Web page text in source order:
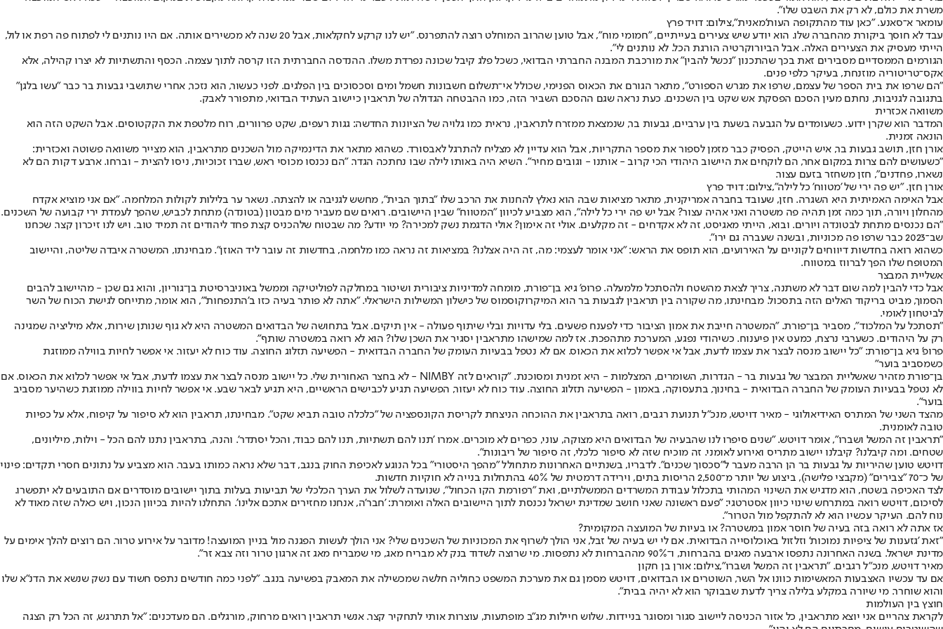
משרת את כולם, לא רק את השבט שלו".
עומאר א־סאנע. "כאן עוד מהתקופה העות'מאנית",צילום: דויד פרץ
עבד לא חוסך ביקורת מהחברה שלו. הוא יודע שיש צעירים בעייתיים, "חמומי מוח", אבל טוען שהרוב המוחלט רוצה להתפרנס. "יש לנו קרקע לחקלאות, אבל 20 שנה לא מכשירים אותה. אם היו נותנים לי לפתוח פה רפת או לול,
הייתי מעסיק את הצעירים האלה. אבל הביורוקרטיה הורגת הכל. לא נותנים לי".
הגורמים הממסדיים מסבירים זאת בכך שהתכנון "נכשל להבין" את מורכבת המבנה החברתי הבדואי, כשכל פלג קיבל שכונה נפרדת משלו. ההנדסה החברתית הזו קרסה לתוך עצמה. הכסף והתשתיות לא יצרו קהילה, אלא
אקס־טריטוריה מוזנחת, בעיקר כלפי פנים.
"הם שרפו את בית הספר של עצמם, שרפו את מגרש הספורט", מתאר הגורם את הכאוס הפנימי, שכולל אי־תשלום חשבונות חשמל ומים וסכסוכים בין הפלגים. לפני כעשור, הוא נזכר, אחרי שתושבי גבעות בר כבר "עשו בלגן"
בתגובה לגניבות, נחתם מעין הסכם הפסקת אש שקט בין השכנים. כעת נראה שגם ההסכם השביר הזה, כמו ההבטחה הגדולה של תראבין כיישוב העתיד הבדואי, מתפורר לאבק.
משוואה אכזרית
המדבר הוא שקרן ידוע. כשעומדים על הגבעה בשעת בין ערביים, גבעות בר, שנמצאת ממזרח לתראבין, נראית כמו גלויה של הציונות החדשה: גגות רעפים, שקט פרוורים, רוח מלטפת את הקקטוסים. אבל השקט הזה הוא
הונאה זמנית.
אורן חזן, תושב גבעות בר, איש הייטק, הפסיק כבר מזמן לספור את מספר התקריות, אבל הוא עדיין לא מצליח להתרגל לאבסורד. כשהוא מתאר את הדינמיקה מול השכנים מתראבין, הוא מצייר משוואה פשוטה ואכזרית:
"כשעושים להם צרות במקום אחר, הם לוקחים את היישוב היהודי הכי קרוב - אותנו - וגובים מחיר". השיא היה באותו לילה שבו נחתכה הגדר. "הם נכנסו מכוסי ראש, שברו זכוכיות, ניסו להצית - וברחו. ארבע דקות הם לא
נשארו, פחדנים", חזן משחזר בזעם עצור.
אורן חזן. "יש פה ירי של 'מטווח' כל לילה",צילום: דויד פרץ
אבל האימה האמיתית היא השגרה. חזן, שעובד בחברה אמריקנית, מתאר מציאות שבה הוא נאלץ להחנות את הרכב שלו "בתוך הבית", מחשש לגניבה או להצתה. נשאר ער בלילות לקולות המלחמה. "אם אני מוציא אקדח
מהחלון ויורה, תוך כמה זמן תהיה פה משטרה ואני אהיה עצור? אבל יש פה ירי כל לילה", הוא מצביע לכיוון "המטווח" שבין היישובים. רואים שם מעביר מים מבטון (בטונדה) מתחת לכביש, שהפך לעמדת ירי קבועה של השכנים.
"הם נכנסים מתחת לבטונדה ויורים. ובוא, הייתי מאגיסט, זה לא אקדחים - זה מקלעים. אולי זה אימון? אולי הדגמת נשק למכירה? מי יודע? מה שבטוח שלהכניס קצת פחד ליהודים זה תמיד טוב. ויש לנו זיכרון קצר. שכחנו
שב־2023 כבר שרפו פה מכוניות, ובשנה שעברה גם ירו".
כשהוא רואה בחדשות דיווחים לקוניים על האירועים, הוא תופס את הראש: "אני אומר לעצמי: מה, זה היה אצלנו? במציאות זה נראה כמו מלחמה, בחדשות זה עובר ליד האוזן". מבחינתו, המשטרה איבדה שליטה, והיישוב
המטופח שלו הפך לברווז במטווח.
אשליית המבצר
אבל כדי להבין למה שום דבר לא משתנה, צריך לצאת מהשטח ולהסתכל מלמעלה. פרופ' גיא בן־פורת, מומחה למדיניות ציבורית ושיטור במחלקה לפוליטיקה וממשל באוניברסיטת בן־גוריון, והוא גם שכן - מהיישוב להבים
הסמוך, מביט בריקוד האלים הזה בתסכול. מבחינתו, מה שקורה בין תראבין לגבעות בר הוא המיקרוקוסמוס של כישלון המשילות הישראלי. "אתה לא פותר בעיה כזו ב'התנפחות'", הוא אומר, מתייחס לגישת הכוח של השר
לביטחון לאומי.
"תסתכל על המלכוד", מסביר בן־פורת. "המשטרה חייבת את אמון הציבור כדי לפענח פשעים. בלי עדויות ובלי שיתוף פעולה - אין תיקים. אבל בתחושה של הבדואים המשטרה היא לא גוף שנותן שירות, אלא מיליציה שמגינה
רק על היהודים. כשערבי נרצח, כמעט אין פיענוח. כשיהודי נפגע, המערכת מתהפכת. אז למה שמישהו מתראבין יסגיר את השכן שלו? הוא לא רואה במשטרה שותף".
פרופ' גיא בן־פורת: "כל יישוב מנסה לבצר את עצמו לדעת, אבל אי אפשר לכלוא את הכאוס. אם לא נטפל בבעיות העומק של החברה הבדואית - הפשיעה תזלוג החוצה. עוד כוח לא יעזור. אי אפשר לחיות בווילה ממוזגת
כשמסביב בוער"
בן־פורת מזהיר שאשליית המבצר של גבעות בר - הגדרות, השומרים, המצלמות - היא זמנית ומסוכנת. "קוראים לזה NIMBY - לא בחצר האחורית שלי. כל יישוב מנסה לבצר את עצמו לדעת, אבל אי אפשר לכלוא את הכאוס. אם
לא נטפל בבעיות העומק של החברה הבדואית - בחינוך, בתעסוקה, באמון - הפשיעה תזלוג החוצה. עוד כוח לא יעזור, הפשיעה תגיע לכבישים הראשיים, היא תגיע לבאר שבע. אי אפשר לחיות בווילה ממוזגת כשהיער מסביב
בוער".
מהצד השני של המתרס האידיאולוגי - מאיר דויטש, מנכ"ל תנועת רגבים, רואה בתראבין את ההוכחה הניצחת לקריסת הקונספציה של "כלכלה טובה תביא שקט". מבחינתו, תראבין הוא לא סיפור על קיפוח, אלא על כפיות
טובה לאומנית.
"תראבין זה המשל ושברו", אומר דויטש. "שנים סיפרו לנו שהבעיה של הבדואים היא מצוקה, עוני, כפרים לא מוכרים. אמרו 'תנו להם תשתיות, תנו להם כבוד, והכל יסתדר'. והנה, בתראבין נתנו להם הכל - וילות, מיליונים,
שטחים. ומה קיבלנו? קיבלנו יישוב מתריס ואירוע לאומני. זה מוכיח שזה לא סיפור כלכלי, זה סיפור של ריבונות".
דויטש טוען שהיריות על גבעות בר הן הרבה מעבר ל"סכסוך שכנים". לדבריו, בשנתיים האחרונות מתחולל "מהפך היסטורי" בכל הנוגע לאכיפת החוק בנגב, דבר שלא נראה כמותו בעבר. הוא מצביע על נתונים חסרי תקדים: פינוי
של כ־70 "צבירים" (מקבצי פלישה), ביצוע של יותר מ־2,500 הריסות בתים, וירידה דרמטית של 40% בהתחלות בנייה לא חוקיות חדשות.
לצד האכיפה בשטח, הוא מדגיש את השינוי המהותי בתכלול עבודת המשרדים הממשלתיים, ואת "רפורמת הקו הכחול", שנועדה לשלול את הערך הכלכלי של תביעות בעלות בתוך יישובים מוסדרים אם התובעים לא יתפשרו.
לסיכום, דויטש רואה במתרחש שינוי כיוון אסטרטגי: "פעם ראשונה שאני חושב שמדינת ישראל נכנסת לתוך היישובים האלה ואומרת: 'חבר'ה, אנחנו מחזירים אתכם אלינו'. התחלנו להיות בכיוון הנכון, ויש כאלה שזה מאוד לא
נוח להם. העיקר עכשיו הוא לא להתקפל מול הטרור".
אז אתה לא רואה בזה בעיה של חוסר אמון במשטרה? או בעיות של המועצה המקומית?
"זאת 'גזענות של ציפיות נמוכות' וזלזול באוכלוסייה הבדואית. אם לי יש בעיה של זבל, אני הולך לשרוף את המכוניות של השכנים שלי? אני הולך לעשות הפגנה מול בניין המועצה! מדובר על אירוע טרור. הם רוצים להלך אימים על
מדינת ישראל. בשנה האחרונה נתפסו ארבעה מאגים בהברחות, ו־90% מההברחות לא נתפסות. מי שרוצה לשדוד בנק לא מבריח מאג, מי שמבריח מאג זה ארגון טרור וזה צבא זר".
מאיר דויטש, מנכ"ל רגבים. "תראבין זה המשל ושברו",צילום: אורן בן חקון
אם עד עכשיו האצבעות המאשימות כוונו אל השר, השוטרים או הבדואים, דויטש מסמן גם את מערכת המשפט כחוליה חלשה שמכשילה את המאבק בפשיעה בנגב. "לפני כמה חודשים נתפס חשוד עם נשק שנשא את הדנ"א שלו
והוא שוחרר. מי שיורה במקלע בלילה צריך לדעת שבבוקר הוא לא יהיה בבית".
חוצץ בין העולמות
לקראת צהריים אני יוצא מתראבין, כל אזור הכניסה ליישוב סגור ומסוגר בניידות. שלוש חיילות מג"ב מופתעות, עוצרות אותי לתחקיר קצר. אנשי תראבין רואים מרחוק, מורגלים. הם מעדכנים: "אל תתרגש, זה הכל רק הצגה